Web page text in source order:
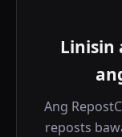
Linisin
Ang
reposts